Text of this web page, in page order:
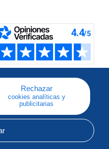
Rechazar
cookies analíticas y
publicitarias